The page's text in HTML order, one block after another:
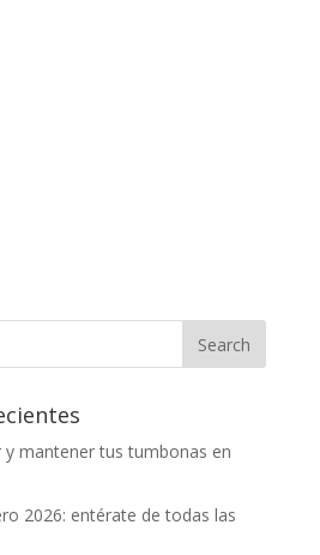
y mantener tus tumbonas en
2026: entérate de todas las